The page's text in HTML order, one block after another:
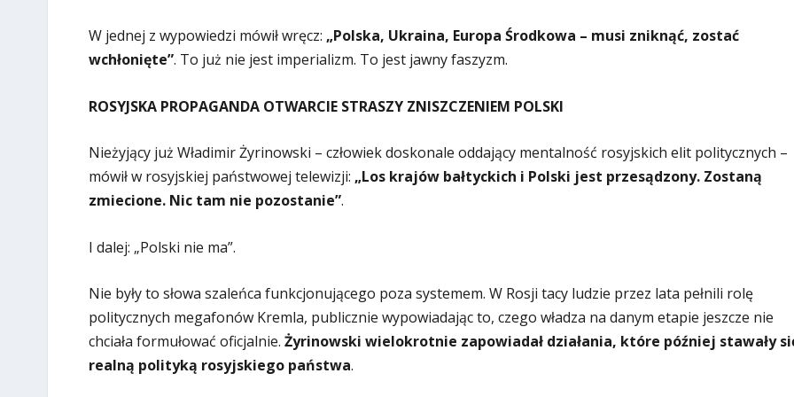
W jednej z wypowiedzi mówił wręcz: „Polska, Ukraina, Europa Środkowa – musi zniknąć, zostać
wchłonięte”. To już nie jest imperializm. To jest jawny faszyzm.
ROSYJSKA PROPAGANDA OTWARCIE STRASZY ZNISZCZENIEM POLSKI
Nieżyjący już Władimir Żyrinowski – człowiek doskonale oddający mentalność rosyjskich elit politycznych –
mówił w rosyjskiej państwowej telewizji: „Los krajów bałtyckich i Polski jest przesądzony. Zostaną
zmiecione. Nic tam nie pozostanie”.
I dalej: „Polski nie ma”.
Nie były to słowa szaleńca funkcjonującego poza systemem. W Rosji tacy ludzie przez lata pełnili rolę
politycznych megafonów Kremla, publicznie wypowiadając to, czego władza na danym etapie jeszcze nie
chciała formułować oficjalnie. Żyrinowski wielokrotnie zapowiadał działania, które później stawały
realną polityką rosyjskiego państwa.